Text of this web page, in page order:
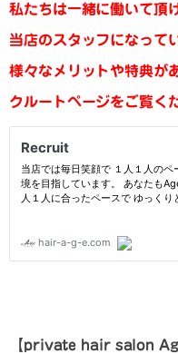
私たちは一緒に働いて頂
当店のスタッフになって
様々なメリットや特典が
クルートページをご覧く
【private hair salon